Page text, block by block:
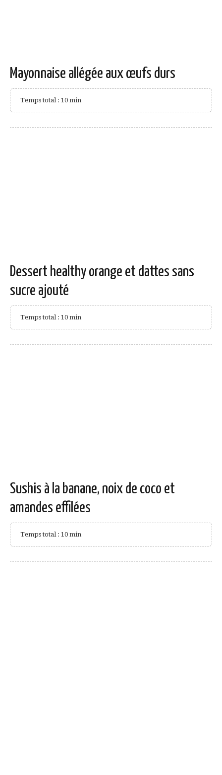
Mayonnaise allégée aux œufs durs
Temps total : 10 min
Dessert healthy orange et dattes sans
sucre ajouté
Temps total : 10 min
Sushis à la banane, noix de coco et
amandes effilées
Temps total : 10 min